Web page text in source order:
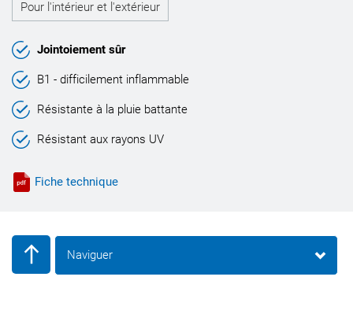
Pour l'intérieur et l'extérieur
Jointoiement sûr
B1 - difficilement inflammable
Résistante à la pluie battante
Résistant aux rayons UV
Fiche technique
Naviguer